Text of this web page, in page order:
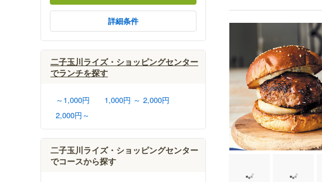
詳細条件
二子玉川ライズ・ショッピングセンター
でランチを探す
～1,000円
1,000円 ～ 2,000円
2,000円～
二子玉川ライズ・ショッピングセンター
でコースから探す